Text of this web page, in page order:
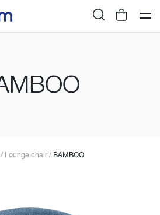
/Lounge chair/BAMBOO